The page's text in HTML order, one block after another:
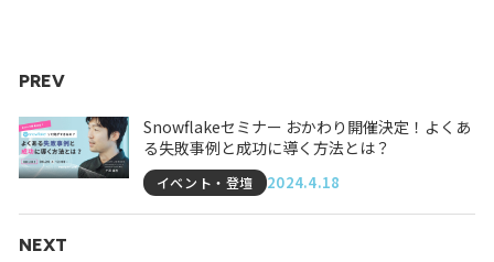
PREV
Snowflakeセミナー おかわり開催決定！よくあ
る失敗事例と成功に導く方法とは？
イベント・登壇 2024.4.18
NEXT